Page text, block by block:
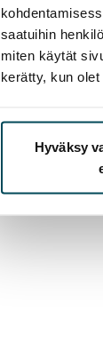
saatuihin
miten käytät
kerätty, kun
Hyväksy